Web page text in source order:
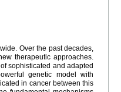
Over the past decades,
therapeutic approaches.
sophisticated and adapted
genetic model with
in cancer between this